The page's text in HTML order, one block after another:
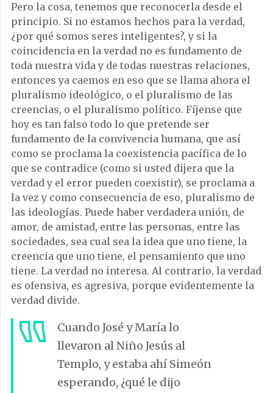
Pero la cosa, tenemos que reconocerla desde el
principio. Si no estamos hechos para la verdad,
¿por qué somos seres inteligentes?, y si la
coincidencia en la verdad no es fundamento de
toda nuestra vida y de todas nuestras relaciones,
entonces ya caemos en eso que se llama ahora el
pluralismo ideológico, o el pluralismo de las
creencias, o el pluralismo político. Fíjense que
hoy es tan falso todo lo que pretende ser
fundamento de la convivencia humana, que así
como se proclama la coexistencia pacífica de lo
que se contradice (como si usted dijera que la
verdad y el error pueden coexistir), se proclama a
la vez y como consecuencia de eso, pluralismo de
las ideologías. Puede haber verdadera unión, de
amor, de amistad, entre las personas, entre las
sociedades, sea cual sea la idea que uno tiene, la
creencia que uno tiene, el pensamiento que uno
tiene. La verdad no interesa. Al contrario, la verdad
es ofensiva, es agresiva, porque evidentemente la
verdad divide.
Cuando José y María lo
llevaron al Niño Jesús al
Templo, y estaba ahí Simeón
esperando, ¿qué le dijo